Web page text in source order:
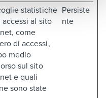
statistiche
accessi al sito
come
di accessi,
medio
sul sito
e quali
sono state
Persiste
nte